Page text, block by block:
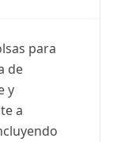
para
de
y
a